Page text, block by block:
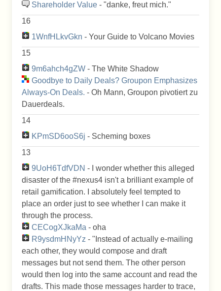
Shareholder Value - "danke, freut mich."
16
1WnfHLkvGkn - Your Guide to Volcano Movies
15
9m6ahch4gZW - The White Shadow
Goodbye to Daily Deals? Groupon Emphasizes
Always-On Deals. - Oh Mann, Groupon pivotiert zu
Dauerdeals.
14
KPmSD6ooS6j - Scheming boxes
13
9UoH6TdfVDN - I wonder whether this alleged
disaster of the #nexus4 isn't a brilliant example of
retail gamification. I absolutely feel tempted to
place an order just to see whether I can make it
through the process.
CECogXJkaMa - oha
R9ysdmHNyYz - "Instead of actually e-mailing
each other, they would compose and draft
messages but not send them. The other person
would then log into the same account and read the
drafts. This made those messages harder to trace,